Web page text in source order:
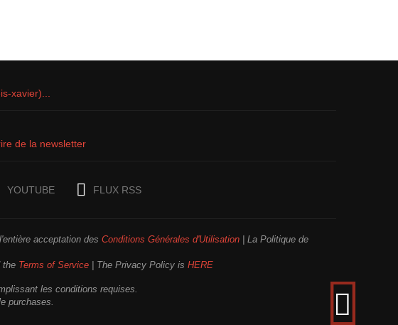
xavier)...
de la newsletter
YOUTUBE FLUX RSS
acceptation des Conditions Générales d'Utilisation| La Politique de
the Terms of Service | The Privacy Policy is HERE
les conditions requises.
purchases.